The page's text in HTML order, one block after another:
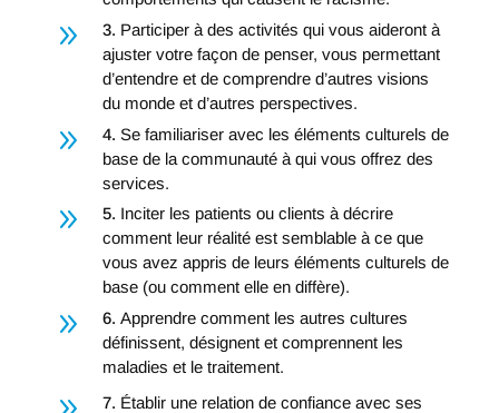
9 3. Participer à des activités qui vous aideront à
ajuster votre façon de penser, vous permettant
d’entendre et de comprendre d’autres visions
du monde et d’autres perspectives.
9 4. Se familiariser avec les éléments culturels de
base de la communauté à qui vous offrez des
services.
9 5. Inciter les patients ou clients à décrire
comment leur réalité est semblable à ce que
vous avez appris de leurs éléments culturels de
base (ou comment elle en diffère).
9 6. Apprendre comment les autres cultures
définissent, désignent et comprennent les
maladies et le traitement.
7. Établir une relation de confiance avec ses